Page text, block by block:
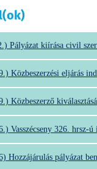
Pályázat kiírása civil
Közbeszerzési eljárás
Közbeszerző
Vasszécseny 326. hrsz-
Hozzájárulás pályázat